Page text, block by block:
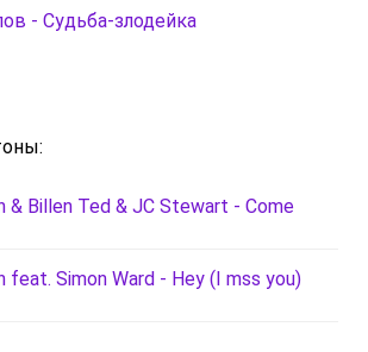
- Судьба-злодейка
& Billen Ted & JC Stewart - Come
feat. Simon Ward - Hey (I mss you)